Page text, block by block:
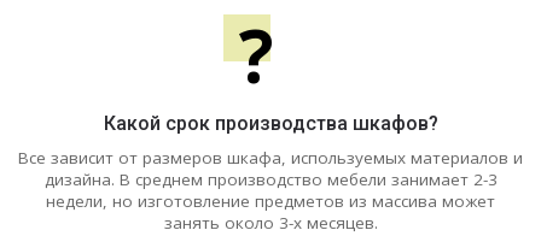
?
Какой срок производства шкафов?
Все зависит от размеров шкафа, используемых материалов и
дизайна. В среднем производство мебели занимает 2-3
недели, но изготовление предметов из массива может
занять около 3-х месяцев.